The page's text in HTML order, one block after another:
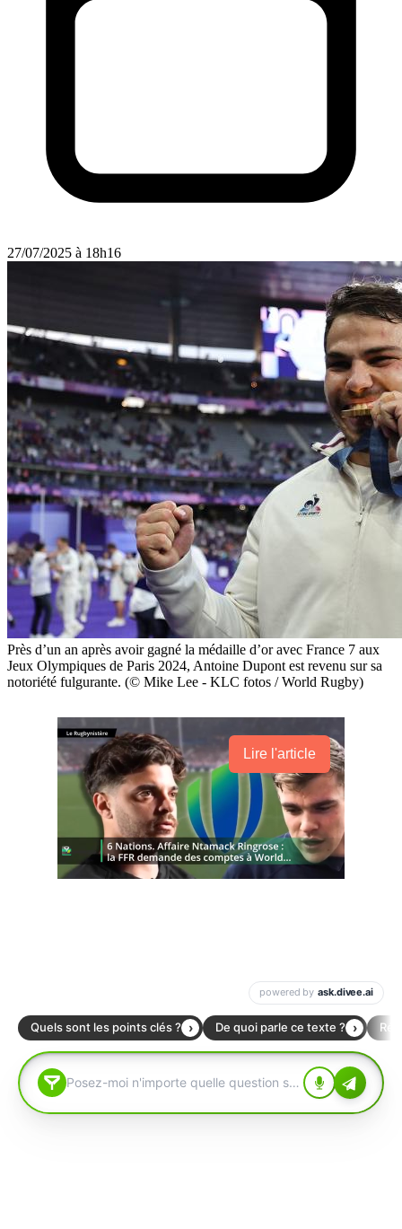
27/07/2025 à 18h16
Près d’un an après avoir gagné la médaille d’or avec France 7 aux
Jeux Olympiques de Paris 2024, Antoine Dupont est revenu sur sa
notoriété fulgurante. (© Mike Lee - KLC fotos / World Rugby)
Lire l'article